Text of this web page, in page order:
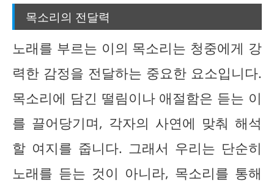
목소리의 전달력
노래를 부르는 이의 목소리는 청중에게 강
력한 감정을 전달하는 중요한 요소입니다.
목소리에 담긴 떨림이나 애절함은 듣는 이
를 끌어당기며, 각자의 사연에 맞춰 해석
할 여지를 줍니다. 그래서 우리는 단순히
노래를 듣는 것이 아니라, 목소리를 통해